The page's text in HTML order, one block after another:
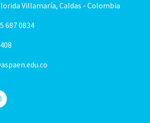
Villamaría, Caldas - Colombia
687 0834